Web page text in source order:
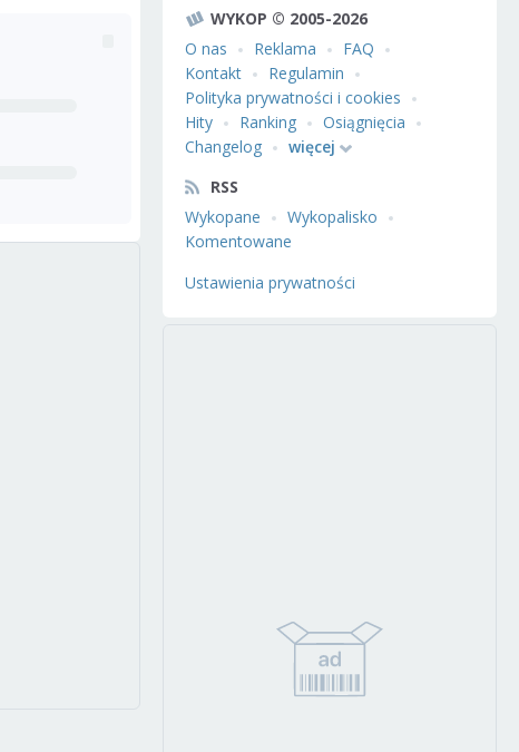
WYKOP © 2005-2026
O nas
Reklama
FAQ
Kontakt
Regulamin
Polityka prywatności i cookies
Hity
Ranking
Osiągnięcia
Changelog
więcej
RSS
Wykopane
Wykopalisko
Komentowane
Ustawienia prywatności